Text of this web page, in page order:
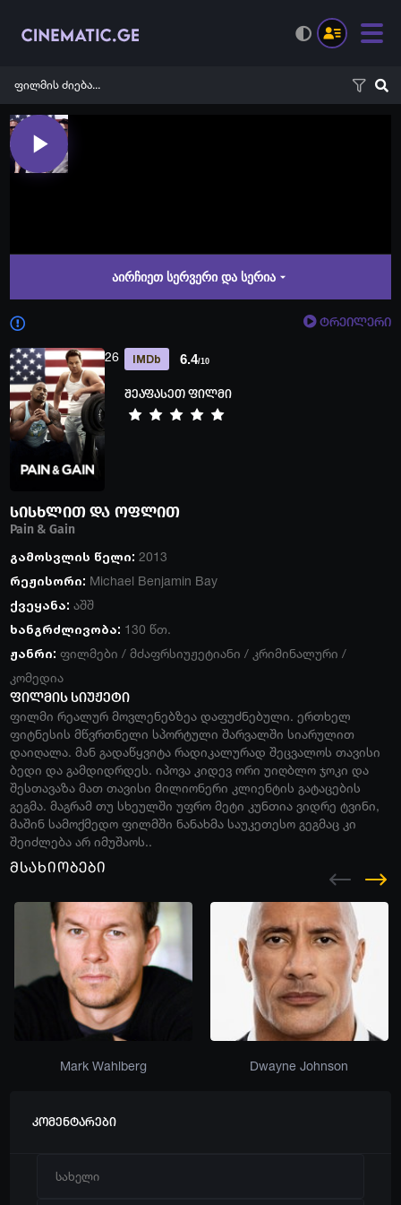
აირჩიეთ სერვერი და სერია
ტრეილერი
IMDb 6.4/10
შეაფასეთ ფილმი
26
სისხლით და ოფლით
Pain & Gain
გამოსვლის წელი: 2013
რეჟისორი: Michael Benjamin Bay
ქვეყანა: აშშ
ხანგრძლივობა: 130 წთ.
ჟანრი: ფილმები / მძაფრსიუჟეტიანი / კრიმინალური /
კომედია
ფილმის სიუჟეტი
ფილმი რეალურ მოვლენებზეა დაფუძნებული. ერთხელ
ფიტნესის მწვრთნელი სპორტული შარვალში სიარულით
დაიღალა. მან გადაწყვიტა რადიკალურად შეცვალოს თავისი
ბედი და გამდიდრდეს. იპოვა კიდევ ორი ​​უიღბლო ჯოკი და
შესთავაზა მათ თავისი მილიონერი კლიენტის გატაცების
გეგმა. მაგრამ თუ სხეულში უფრო მეტი კუნთია ვიდრე ტვინი,
მაშინ სამოქმედო ფილმში ნანახმა საუკეთესო გეგმაც კი
შეიძლება არ იმუშაოს..
მსახიობები
Mark Wahlberg Dwayne Johnson
კომენტარები